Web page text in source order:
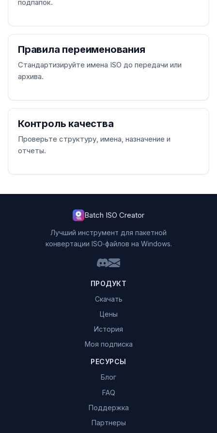
подпапок.
Правила переименования
Стандартизируйте имена ISO до передачи или
архива.
Контроль качества
Проверьте структуру, имена, назначение и
отчеты.
Batch ISO Creator
Лучший инструмент для пакетной
конвертации ISO‑файлов на Windows.
ПРОДУКТ
Скачать
Цены
История
Моя подписка
РЕСУРСЫ
Блог
FAQ
Поддержка
Партнеры